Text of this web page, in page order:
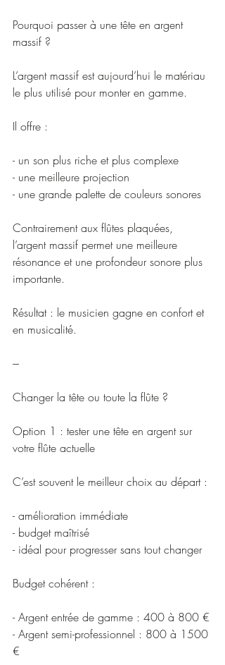
Pourquoi passer à une tête en argent
massif ?
L’argent massif est aujourd’hui le matériau
le plus utilisé pour monter en gamme.
Il offre :
- un son plus riche et plus complexe
- une meilleure projection
- une grande palette de couleurs sonores
Contrairement aux flûtes plaquées,
l’argent massif permet une meilleure
résonance et une profondeur sonore plus
importante.
Résultat : le musicien gagne en confort et
en musicalité.
---
Changer la tête ou toute la flûte ?
Option 1 : tester une tête en argent sur
votre flûte actuelle
C’est souvent le meilleur choix au départ :
- amélioration immédiate
- budget maîtrisé
- idéal pour progresser sans tout changer
Budget cohérent :
- Argent entrée de gamme : 400 à 800 €
- Argent semi-professionnel : 800 à 1500
€